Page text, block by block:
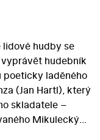
hudby se
hudebník
poeticky laděného
(Jan Hartl), který
skladatele –
Mikulecký